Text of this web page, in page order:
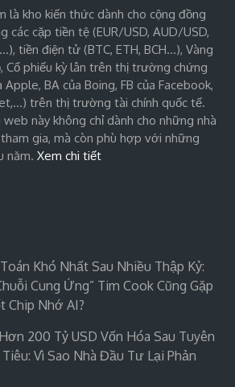
là kho kiến thức dành cho cộng đồng
cặp tiền tệ (EUR/USD, AUD/USD,
tiền điện tử (BTC, ETH, BCH…), Vàng
Cổ phiếu kỳ lân trên thị trường chứng
BA của Boing, FB của Facebook,
trên thị trường tài chính quốc tế.
này không chỉ dành cho những nhà
gia, mà còn phù hợp với những
năm.Xem chi tiết
Khó Nhất Sau Nhiều Thập Kỷ:
Cung Ứng” Tim Cook Cũng Gặp
Chip Nhớ AI?
200 Tỷ USD Vốn Hóa Sau Tuyên
Vì Sao Nhà Đầu Tư Lại Phản